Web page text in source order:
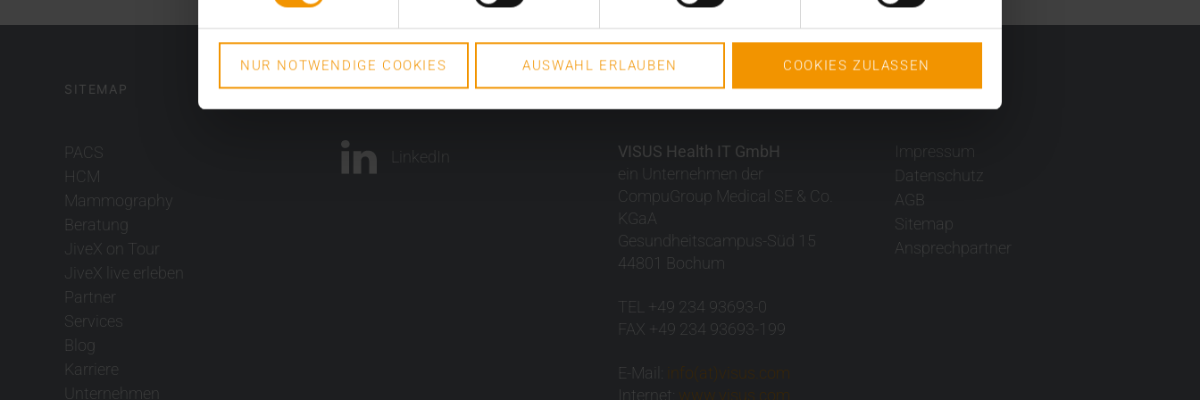
NUR NOTWENDIGE COOKIES AUSWAHL ERLAUBEN COOKIES ZULASSEN
SITEMAP
PACS
HCM
Mammography
Beratung
JiveX on Tour
JiveX live erleben
Partner
Services
Blog
Karriere
Unternehmen
SOCIAL WEB
LinkedIn
KONTAKT
VISUS Health IT GmbH
ein Unternehmen der
CompuGroup Medical SE & Co.
KGaA
Gesundheitscampus-Süd 15
44801 Bochum
TEL +49 234 93693-0
FAX +49 234 93693-199
E-Mail: info(at)visus.com
Internet: www.visus.com
Impressum
Datenschutz
AGB
Sitemap
Ansprechpartner